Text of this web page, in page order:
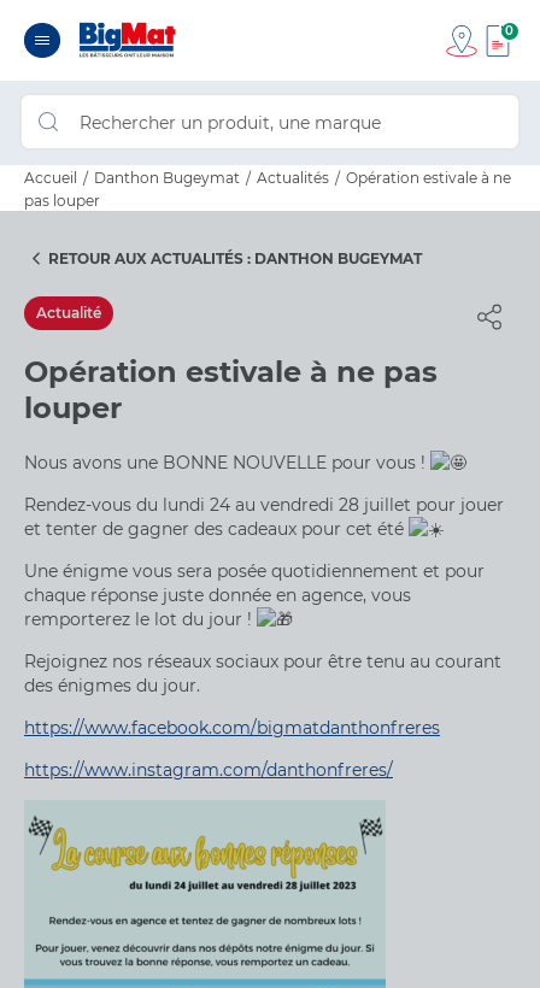
0
Accueil Danthon Bugeymat Actualités
Opération estivale à ne
pas louper
RETOUR AUX ACTUALITÉS : DANTHON BUGEYMAT
Actualité
Opération estivale à ne pas
louper
Nous avons une BONNE NOUVELLE pour vous !
Rendez-vous du lundi 24 au vendredi 28 juillet pour jouer
et tenter de gagner des cadeaux pour cet été
Une énigme vous sera posée quotidiennement et pour
chaque réponse juste donnée en agence, vous
remporterez le lot du jour !
Rejoignez nos réseaux sociaux pour être tenu au courant
des énigmes du jour.
https://www.facebook.com/bigmatdanthonfreres
https://www.instagram.com/danthonfreres/